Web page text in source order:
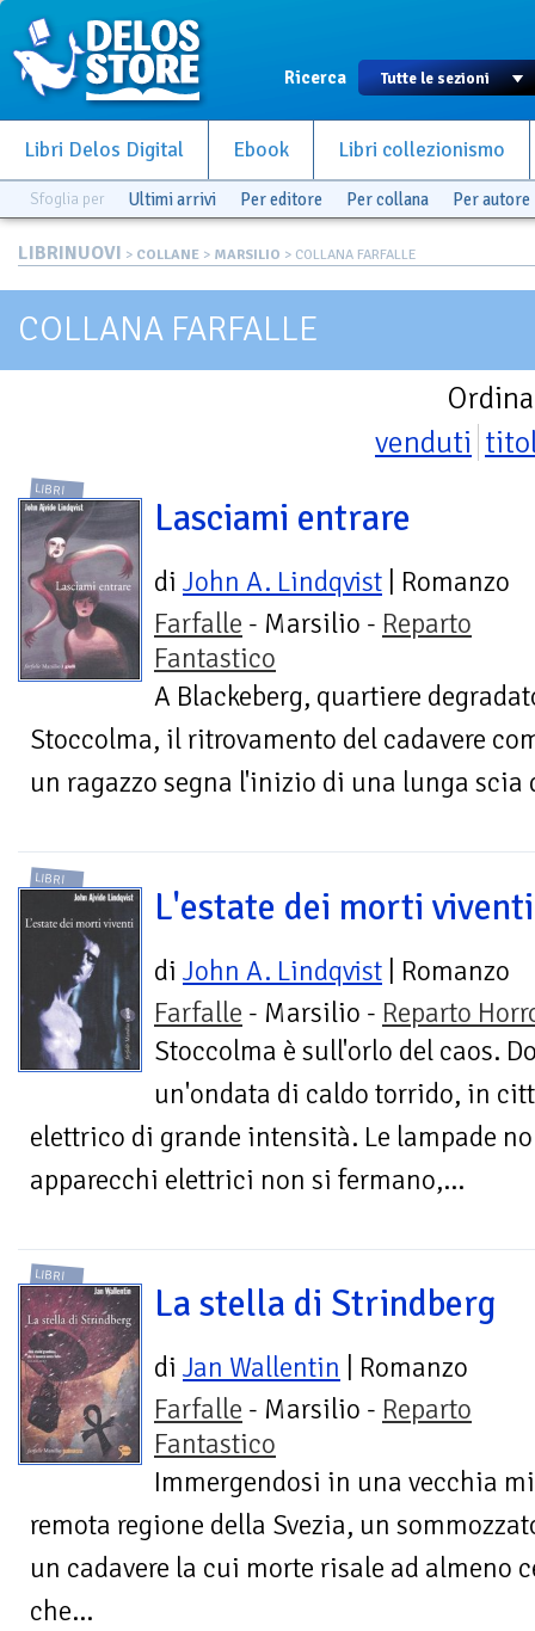
Ricerca
Libri Delos Digital Ebook Libri collezionismo
Sfoglia per Ultimi arrivi Per editore Per collana Per autore
LIBRINUOVI > COLLANE > MARSILIO > COLLANA FARFALLE
COLLANA FARFALLE
venduti
LIBRI
Lasciami entrare
di John A. Lindqvist | Romanzo
Farfalle - Marsilio - Reparto
Fantastico
A Blackeberg, quartiere
Stoccolma, il ritrovamento del cadavere
un ragazzo segna l'inizio di una lunga scia
LIBRI
L'estate dei morti viventi
di John A. Lindqvist | Romanzo
Farfalle - Marsilio - Reparto
Stoccolma è sull'orlo del caos.
un'ondata di caldo torrido, in
elettrico di grande intensità. Le lampade
apparecchi elettrici non si fermano,...
LIBRI
La stella di Strindberg
di Jan Wallentin | Romanzo
Farfalle - Marsilio - Reparto
Fantastico
Immergendosi in una vecchia
remota regione della Svezia, un
un cadavere la cui morte risale ad almeno
che...